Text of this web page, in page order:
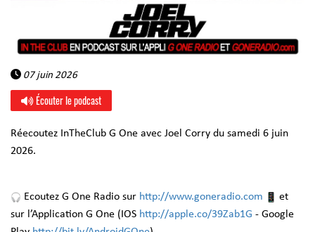
07 juin 2026
Écouter le podcast
Réecoutez InTheClub G One avec Joel Corry du samedi 6 juin
2026.
Ecoutez G One Radio sur http://www.goneradio.com
et
sur l’Application G One (IOS http://apple.co/39Zab1G - Google